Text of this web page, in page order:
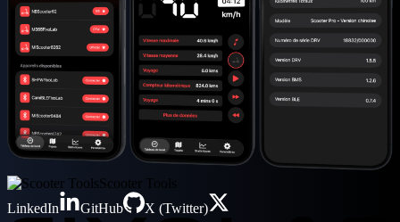
Scooter Tools
LinkedIn
GitHub X (Twitter)